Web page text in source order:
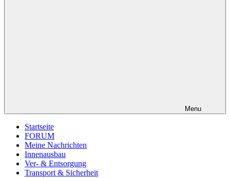
Menu
Startseite
FORUM
Meine Nachrichten
Innenausbau
Ver- & Entsorgung
Transport & Sicherheit